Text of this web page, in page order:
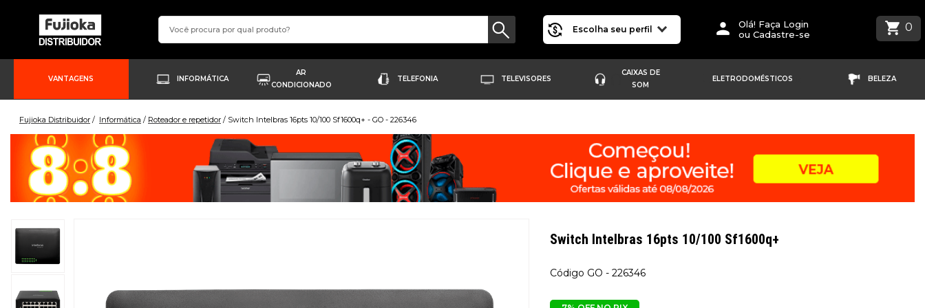
Escolha seu perfil
Olá! Faça Login
ou Cadastre-se
0
VANTAGENS INFORMÁTICA
AR
CONDICIONADO
TELEFONIA TELEVISORES
CAIXAS DE
SOM
ELETRODOMÉSTICOS BELEZA
Fujioka Distribuidor Informática Roteador e repetidor Switch Intelbras 16pts 10/100 Sf1600q+ - GO - 226346
Switch Intelbras 16pts 10/100 Sf1600q+
GO - 226346